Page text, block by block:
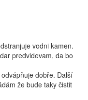
vodni kamen.
predvidevam, da bo
dobře. Další
že bude taky čistit